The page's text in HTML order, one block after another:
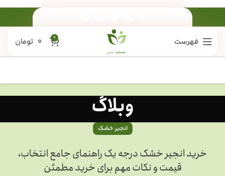
فهرست 0
0 تومان
وبلاگ
انجیر خشک
خرید انجیر خشک درجه یک راهنمای جامع انتخاب،
قیمت و نکات مهم برای خرید مطمئن